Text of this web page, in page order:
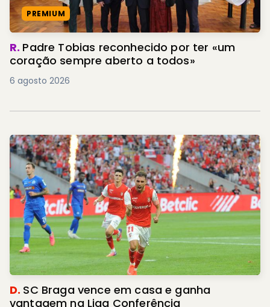
PREMIUM
R. Padre Tobias reconhecido por ter «um
coração sempre aberto a todos»
6 agosto 2026
D. SC Braga vence em casa e ganha
vantagem na Liga Conferência